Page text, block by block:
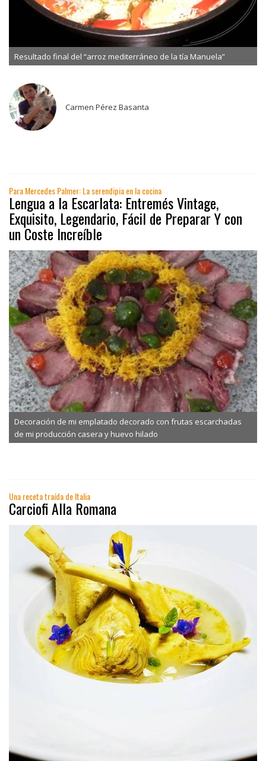
Resultado final del “arroz mediterráneo de la tía Manuela”
Carmen Pérez Basanta
Para Mercedes Palmer: La serendipia en la cocina
Lengua a la Escarlata: Entremés Vintage,
Exquisito, Legendario, Fácil de Preparar Y con
un Coste Increíble
Decoración de mi emplatado decorado con frutas escarchadas
de mi producción casera y huevo hilado
Una receta traída de Italia
Carciofi Alla Romana